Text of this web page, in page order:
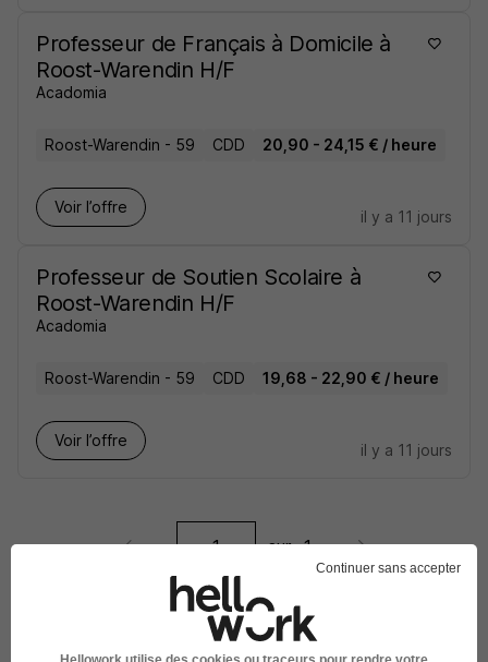
Professeur de Français à Domicile à
Roost-Warendin H/F
Acadomia
Roost-Warendin - 59 CDD 20,90 - 24,15 € / heure
Voir l’offre
il y a 11 jours
Professeur de Soutien Scolaire à
Roost-Warendin H/F
Acadomia
Roost-Warendin - 59 CDD 19,68 - 22,90 € / heure
Voir l’offre
il y a 11 jours
sur 1
Continuer sans accepter